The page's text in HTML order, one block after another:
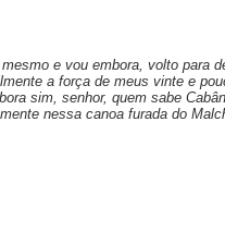
e vou embora, volto para
a força de meus vinte e
sim, senhor, quem sabe
nessa canoa furada do